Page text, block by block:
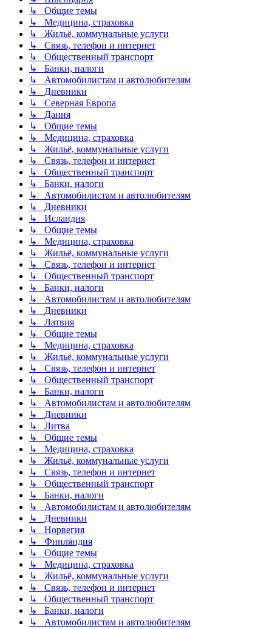
↳ Общие темы
↳ Медицина, страховка
↳ Жильё, коммунальные услуги
↳ Связь, телефон и интернет
↳ Общественный транспорт
↳ Банки, налоги
↳ Автомобилистам и автолюбителям
↳ Дневники
↳ Северная Европа
↳ Дания
↳ Общие темы
↳ Медицина, страховка
↳ Жильё, коммунальные услуги
↳ Связь, телефон и интернет
↳ Общественный транспорт
↳ Банки, налоги
↳ Автомобилистам и автолюбителям
↳ Дневники
↳ Исландия
↳ Общие темы
↳ Медицина, страховка
↳ Жильё, коммунальные услуги
↳ Связь, телефон и интернет
↳ Общественный транспорт
↳ Банки, налоги
↳ Автомобилистам и автолюбителям
↳ Дневники
↳ Латвия
↳ Общие темы
↳ Медицина, страховка
↳ Жильё, коммунальные услуги
↳ Связь, телефон и интернет
↳ Общественный транспорт
↳ Банки, налоги
↳ Автомобилистам и автолюбителям
↳ Дневники
↳ Литва
↳ Общие темы
↳ Медицина, страховка
↳ Жильё, коммунальные услуги
↳ Связь, телефон и интернет
↳ Общественный транспорт
↳ Банки, налоги
↳ Автомобилистам и автолюбителям
↳ Дневники
↳ Норвегия
↳ Финляндия
↳ Общие темы
↳ Медицина, страховка
↳ Жильё, коммунальные услуги
↳ Связь, телефон и интернет
↳ Общественный транспорт
↳ Банки, налоги
↳ Автомобилистам и автолюбителям